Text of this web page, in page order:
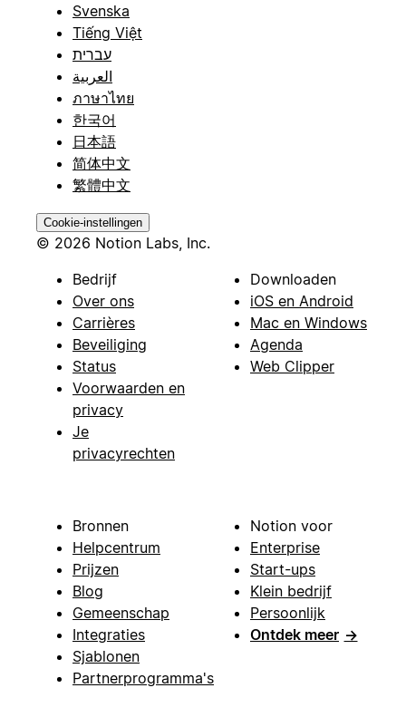
Svenska
Tiếng Việt
עברית
العربية
ภาษาไทย
한국어
日本語
简体中文
繁體中文
Cookie-instellingen
© 2026 Notion Labs, Inc.
Bedrijf
Over ons
Carrières
Beveiliging
Status
Voorwaarden en
privacy
Je
privacyrechten
Downloaden
iOS en Android
Mac en Windows
Agenda
Web Clipper
Bronnen
Helpcentrum
Prijzen
Blog
Gemeenschap
Integraties
Sjablonen
Partnerprogramma's
Notion voor
Enterprise
Start-ups
Klein bedrijf
Persoonlijk
Ontdek meer →